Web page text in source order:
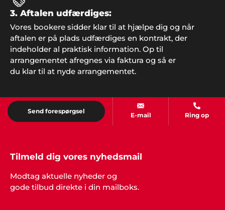
med en stand-up komiker under festen. Tusind tak
Showbizz Danmark for gode input og vejledning,
det havde jeg ikke selv fundet ud af og oplevelsen
var mega fed!"
"Vi havde helt sikkert ikke fået den fantastiske fest
uden hjælp fra Showbizz Danmark. Nu er vi en
super god oplevelse rigere. Tusind tak for sparring
3. Aftalen udfærdiges:
Vores bookere sidder klar til at hjælpe dig og når
aftalen er på plads udfærdiges en kontrakt, der
indeholder al praktisk information. Op til
arrangementet afregnes via faktura og så er
du klar til at nyde arrangementet.
Send forespørgsel
E-mail Ring op
Tilmeld dig vores nyhedsmail
Modtag aktuelle nyheder og
gode tilbud direkte i din mailboks.